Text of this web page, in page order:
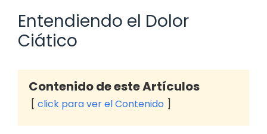
Entendiendo el Dolor
Ciático
Contenido de este Artículos
click para ver el Contenido